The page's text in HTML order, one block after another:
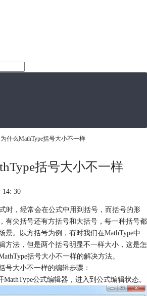
什么MathType括号大小不一样
括号大小不一样
14: 30
时，经常会在公式中用到括号，而括号的形
有尖括号还有方括号和大括号，每一种括号都
景。以方括号为例，有时我们在MathType中
方法，但是两个括号明显不一样大小，这是怎
括号大小不一样的解决方法。
号大小不一样的编辑步骤：
公式编辑器，进入到公式编辑状态。